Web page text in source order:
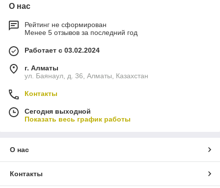
О нас
Рейтинг не сформирован
Менее 5 отзывов за последний год
Работает с 03.02.2024
г. Алматы
ул. Баянаул, д. 36, Алматы, Казахстан
Контакты
Сегодня выходной
Показать весь график работы
О нас
Контакты